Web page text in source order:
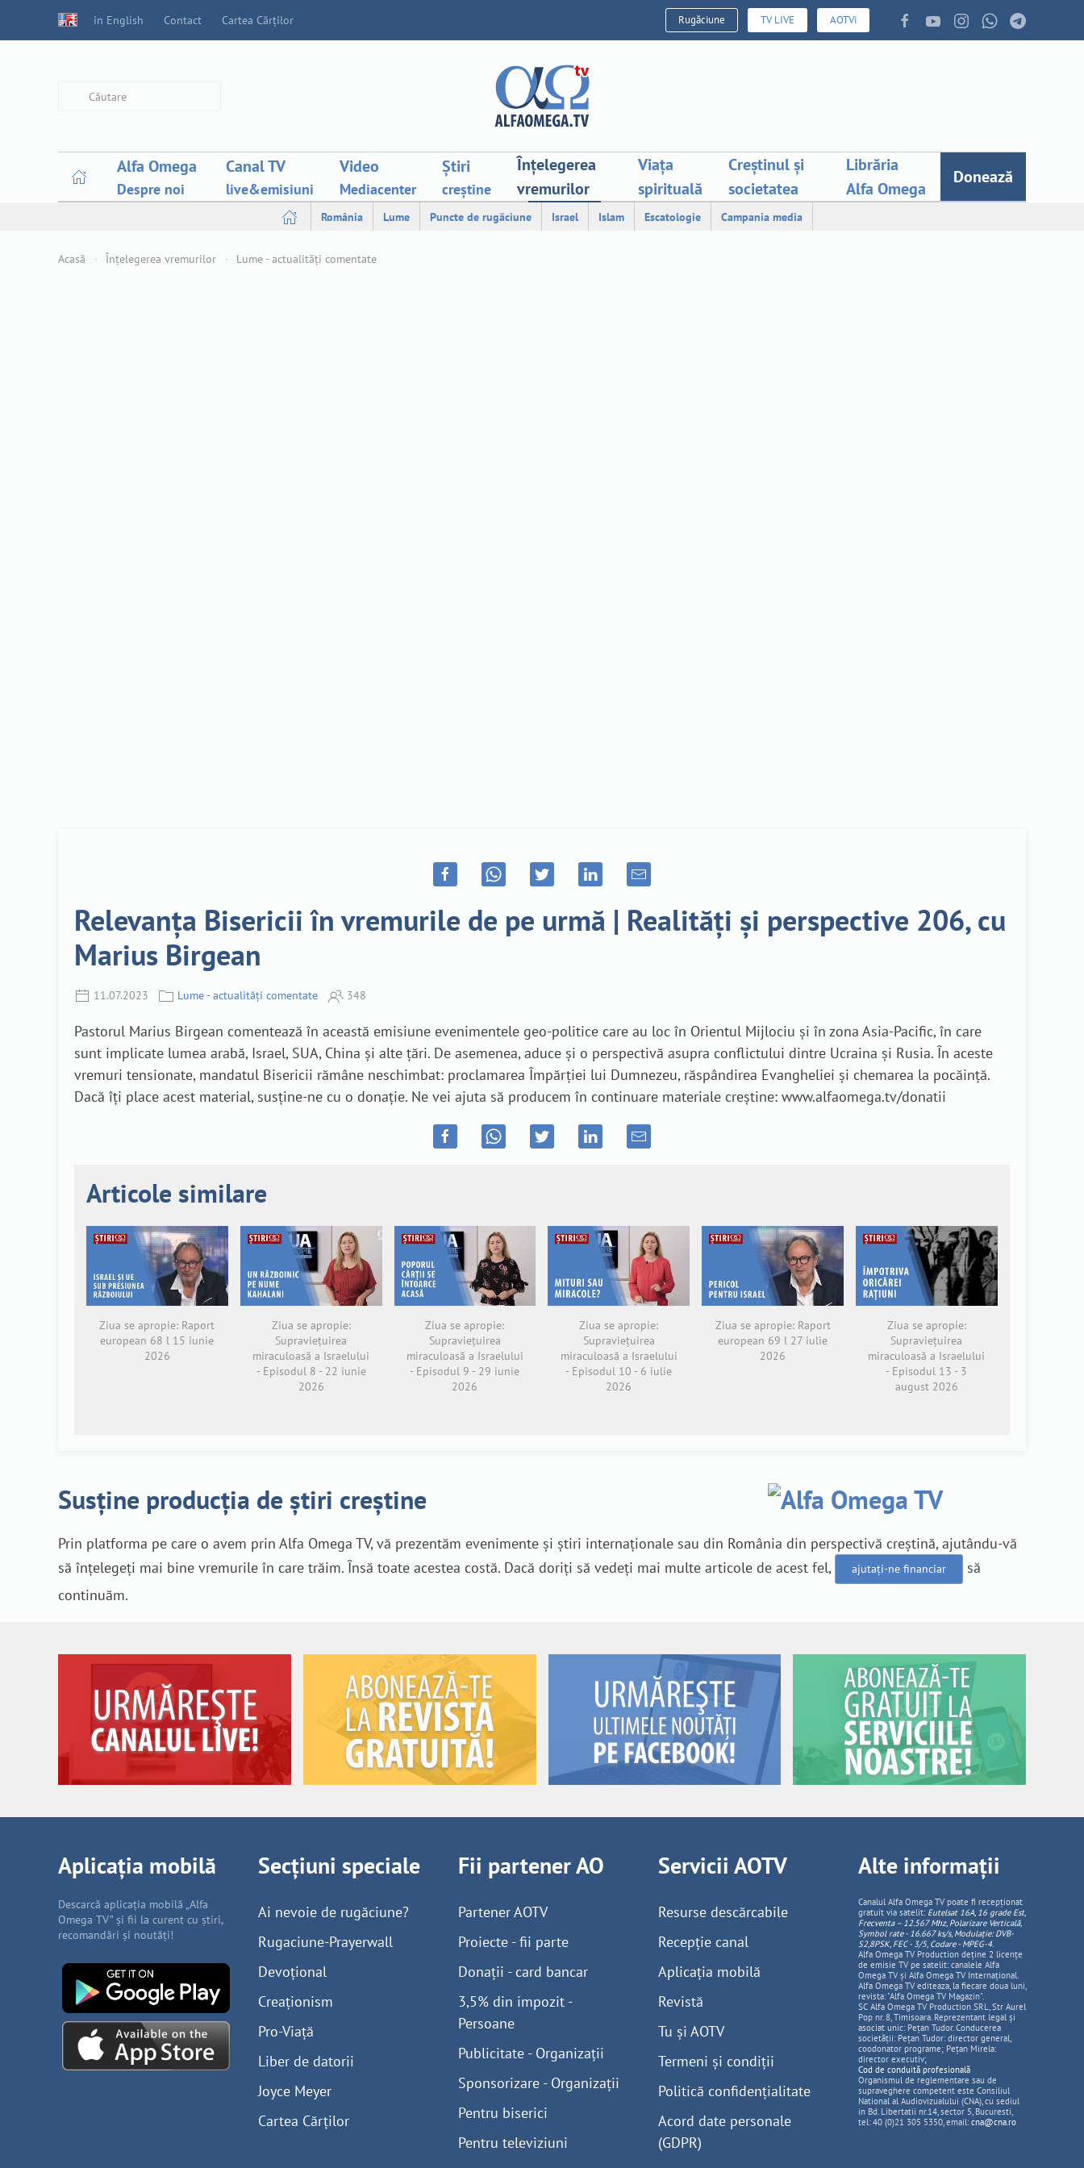
in English Contact Cartea Cărților Rugăciune TV LIVE AOTVi
Alfa Omega
Despre noi
Canal TV
live&emisiuni
Video
Mediacenter
Știri
creștine
Înțelegerea
vremurilor
Viața
spirituală
Creștinul și
societatea
Librăria
Alfa Omega
Donează
România Lume Puncte de rugăciune Israel Islam Escatologie Campania media
Acasă Înțelegerea vremurilor Lume - actualități comentate
Relevanța Bisericii în vremurile de pe urmă | Realități și perspective 206, cu
Marius Birgean
11.07.2023 Lume - actualități comentate 348
Pastorul Marius Birgean comentează în această emisiune evenimentele geo-politice care au loc în Orientul Mijlociu și în zona Asia-Pacific, în care
sunt implicate lumea arabă, Israel, SUA, China și alte țări. De asemenea, aduce și o perspectivă asupra conflictului dintre Ucraina și Rusia. În aceste
vremuri tensionate, mandatul Bisericii rămâne neschimbat: proclamarea Împărției lui Dumnezeu, răspândirea Evangheliei și chemarea la pocăință.
Dacă îți place acest material, susține-ne cu o donație. Ne vei ajuta să producem în continuare materiale creștine: www.alfaomega.tv/donatii
Articole similare
Ziua se apropie: Raport
european 68 l 15 iunie
2026
Ziua se apropie:
Supraviețuirea
miraculoasă a Israelului
- Episodul 8 - 22 iunie
2026
Ziua se apropie:
Supraviețuirea
miraculoasă a Israelului
- Episodul 9 - 29 iunie
2026
Ziua se apropie:
Supraviețuirea
miraculoasă a Israelului
- Episodul 10 - 6 iulie
2026
Ziua se apropie: Raport
european 69 l 27 iulie
2026
Ziua se apropie:
Supraviețuirea
miraculoasă a Israelului
- Episodul 13 - 3
august 2026
Susține producția de știri creștine
Prin platforma pe care o avem prin Alfa Omega TV, vă prezentăm evenimente și știri internaționale sau din România din perspectivă creștină, ajutându-vă
să înțelegeți mai bine vremurile în care trăim. Însă toate acestea costă. Dacă doriți să vedeți mai multe articole de acest fel,
ajutați-ne financiar
să
continuăm.
Aplicația mobilă
Descarcă aplicația mobilă „Alfa
Omega TV” și fii la curent cu știri,
recomandări și noutăți!
Secțiuni speciale
Ai nevoie de rugăciune?
Rugaciune-Prayerwall
Devoțional
Creaționism
Pro-Viață
Liber de datorii
Joyce Meyer
Cartea Cărților
Fii partener AO
Partener AOTV
Proiecte - fii parte
Donații - card bancar
3,5% din impozit -
Persoane
Publicitate - Organizații
Sponsorizare - Organizații
Pentru biserici
Pentru televiziuni
Servicii AOTV
Resurse descărcabile
Recepție canal
Aplicația mobilă
Revistă
Tu și AOTV
Termeni și condiții
Politică confidențialitate
Acord date personale
(GDPR)
Alte informații
Canalul Alfa Omega TV poate fi recepționat
gratuit via satelit: Eutelsat 16A, 16 grade Est,
Frecventa – 12.567 Mhz, PolarizareVerticală,
Symbol rate - 16.667 ks/s, Modulație: DVB-
S2,8PSK, FEC - 3/5, Codare - MPEG-4.
Alfa Omega TV Production deține 2 licențe
de emisie TV pe satelit: canalele Alfa
Omega TV și Alfa Omega TV Internațional.
Alfa Omega TV editeaza, la fiecare doua luni,
revista: "Alfa Omega TV Magazin".
SC Alfa Omega TV Production SRL, Str Aurel
Pop nr. 8, Timisoara. Reprezentant legal și
asociat unic: Pețan Tudor. Conducerea
societății: Pețan Tudor: director general,
coodonator programe; Pețan Mirela:
director executiv;
Cod de conduită profesională
Organismul de reglementare sau de
supraveghere competent este Consiliul
National al Audiovizualului (CNA), cu sediul
in Bd. Libertatii nr.14, sector 5, Bucuresti,
tel: 40 (0)21 305 5350, email: cna@cna.ro